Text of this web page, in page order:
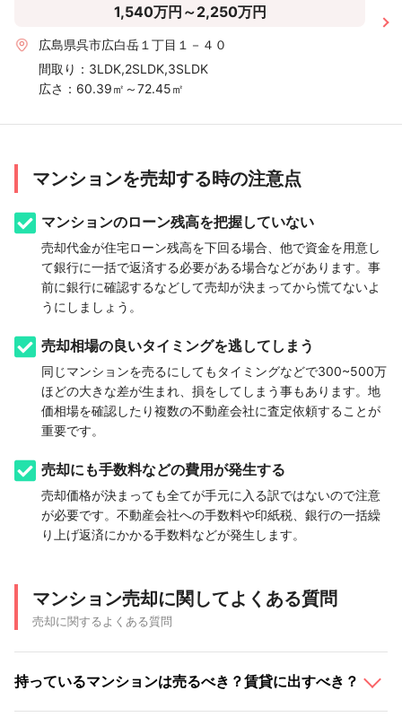
1,540万円～2,250万円
広島県呉市広白岳１丁目１－４０
間取り： 3LDK,2SLDK,3SLDK
広さ： 60.39㎡～72.45㎡
マンションを売却する時の注意点
マンションのローン残高を把握していない
売却代金が住宅ローン残高を下回る場合、他で資金を用意し
て銀行に一括で返済する必要がある場合などがあります。事
前に銀行に確認するなどして売却が決まってから慌てないよ
うにしましょう。
売却相場の良いタイミングを逃してしまう
同じマンションを売るにしてもタイミングなどで300~500万
ほどの大きな差が生まれ、損をしてしまう事もあります。地
価相場を確認したり複数の不動産会社に査定依頼することが
重要です。
売却にも手数料などの費用が発生する
売却価格が決まっても全てが手元に入る訳ではないので注意
が必要です。不動産会社への手数料や印紙税、銀行の一括繰
り上げ返済にかかる手数料などが発生します。
マンション売却に関してよくある質問
売却に関するよくある質問
持っているマンションは売るべき？賃貸に出すべき？